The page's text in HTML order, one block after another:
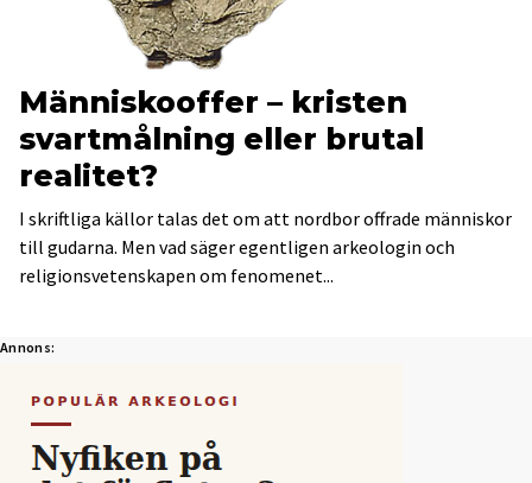
Människooffer – kristen
svartmålning eller brutal
realitet?
I skriftliga källor talas det om att nordbor offrade människor
till gudarna. Men vad säger egentligen arkeologin och
religionsvetenskapen om fenomenet...
Annons: